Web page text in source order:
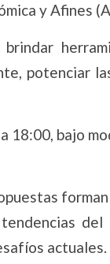
y Afines
potenciar
18:00, bajo
actuales.